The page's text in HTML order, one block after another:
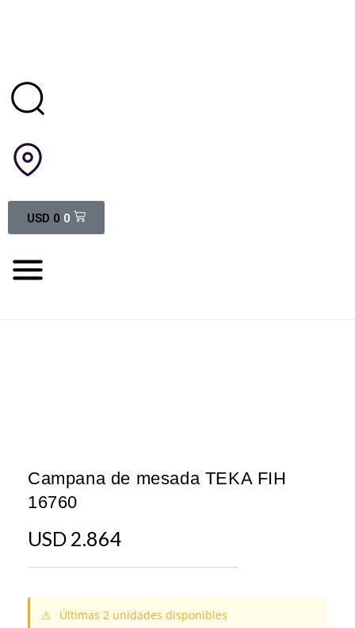
USD 0 0
Campana de mesada TEKA FIH
16760
USD 2.864
⚠ Últimas 2 unidades disponibles